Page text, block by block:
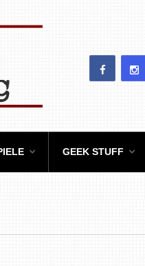
GEEK STUFF